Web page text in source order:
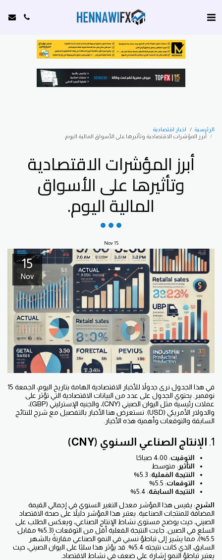
الرئيسية
اخبار اقتصادية
أبرز المؤشرات الاقتصادية وتأثيرها على الأسواق المالية اليوم.
أبرز المؤشرات الاقتصادية
وتأثيرها على الأسواق
المالية اليوم.
15
Nov
15
Nov
في هذا الجدول نرى جدولاً للأخبار الاقتصادية الهامة بتاريخ اليوم، الجمعة 15
نوفمبر. يحتوي الجدول على عدد من البيانات الاقتصادية التي تؤثر على
عملات رئيسية مثل اليوان الصيني (CNY)، والجنيه الإسترليني (GBP)،
والدولار الأمريكي (USD). نستعرض هنا الأخبار بالتفصيل مع شرح للنتائج
السابقة والتوقعات وأهمية هذه الأخبار.
1. الإنتاج الصناعي السنوي (CNY)
التوقيت: 4:00 صباحًا
التأثير : متوسط
النتيجة الفعلية: 5.3%
التوقعات: 5.5%
النتيجة السابقة: 5.4%
الشرح : يقيس هذا المؤشر معدل التغير السنوي في إجمالي القيمة
المضافة للمنتجات الصناعية. يعتبر هذا المؤشر دليلاً على صحة الاقتصاد
الصيني، حيث يوضح مستوى نشاط الإنتاج الصناعي، ويعكس الطلب على
السلع في الصين. جاءت النتيجة الفعلية أقل من التوقعات (5.3% مقابل
5.5%)، مما يشير إلى تباطؤ نسبي في النمو الصناعي مقارنةً بالشهر
السابق، الذي كانت نتيجته 5.4%. قد يؤثر هذا سلبًا على اليوان الصيني، حيث
يعتبر تباطؤ النمو إشارة على ضعف في نشاط الاقتصاد.